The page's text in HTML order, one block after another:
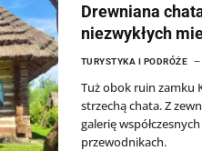
Drewniana
niezwykłych
TURYSTYKA I PODRÓŻE
Tuż obok ruin zamku
strzechą chata. Z
galerię
przewodnikach.